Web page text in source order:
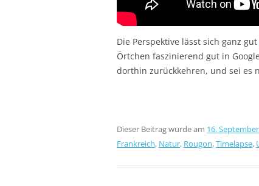
Die Perspektive lässt sich ganz gut
Örtchen faszinierend gut in
dorthin zurückkehren, und sei es
Dieser Beitrag wurde am 16.
Frankreich, Natur, Rougon,Timelapse,